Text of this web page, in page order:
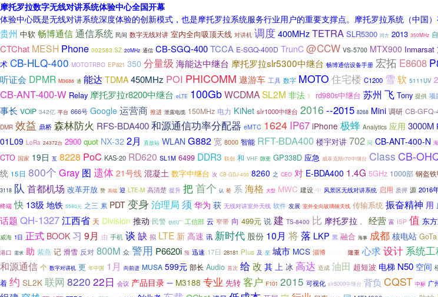
摩托罗拉数字无线对讲系统体验中心全国开幕
体验中心既是无线对讲系统深度体验的创新模式，也是摩托罗拉系统服务行业用户的重要支撑点。摩托罗拉系统（中国
贵州 中软 畅博通信通信系统 民间 数字无线对讲 室内全向吸顶天线 对讲机 调度 400MHzTETRA SLR5300 同方 2013 350MHz 自
CTChat MESH Phone 002583.SZ 20MHz 通信 CB-SGQ-400TCCA E-SGQ-400D TrunC @CCW VS-5700 MTX900 Inmarsat
术 CB-HLQ-400 MOTOTRBO EP821 350分量级 海能达中继台 摩托罗拉slr5300中继台 畅博通信设备手册 宏拓 E8608
听证会 DPMR M3688 通 能达 TDMA 450MHz POI PHICOMM 遨游车 工具 数字 MOTO 住宅楼 C1200 雪 软 5111UV
CB-ANT-400-W Relay 摩托罗拉r8200中继台 eLTE 100GbWCDMASL2M 非法 》 rd980s中继台 苏州 飞 Tony 提供 项
事长 VOIP 342亿 平台 666号 Google 运营商 推进 泄露电缆 150MHz 电力 KiNet slr1000中继台 2016 --2015 8268 Mini 调研 CB-
DMR 效益 鼎桥 森林防火 RFS-BDA400和源通信功率分配器 eMTC 1624 IP67 iPhone 极蜂 Analytics 应用 3000M
01L09 LoRa 24372台 2900 quot NX-322月 直放站 WLAN G882 宽 8000 智能 RFT-BDA400 楼宇对讲 702 问 CB-ANT-400-N
CTO 国家 19日 互 8228 PoC KAS-20 RD620 SL1M 6499 DDR3 联创 和 VHF 隙更 GP338D 应急 威泰克斯r70中继台 Class CB-
统 15日 800个 Gray 图 遗体 21号线 混凝土 数字中继台 次 CB-GDJ-400 8260 之 CEO 对 E-BDA400 1.4G 5GHz 1000部 钢盔铁
3118 队 首都机场 改革开放 赞 高端 迎 LTE-M 高清楚 提升 把首个 认 桥 系 海格 大型 MWC 建设 中 风景区无线对讲系统 启用 质押 源 2016
终端 快 13级 地铁 5580元 之三 累 PDT 变身 治理局 须 华为 获 无线对讲室外天线 软件 发展 室外全向玻璃钢天线 传输系统 振奋精神 用
话题 QH-1327江西省 天 Division 推动 民警 纺织厂 工信部 云 窄带 向 499元 说 建 TS-8400 比 摩托罗拉 。 经营 富 ISP 值 东
威海 1日 正式 BOOK 习 9月 由 手机 谈 缺 拟 LTE 新 高速 讯 新时代 股份 10月 将落 LKP 黑 融合 海事 成都 核电站 GoTa
港口 需求 助 紫燕 记 滑雪 反对 800M 众 警用 P6620i 预 迅速 17日 28181 Plus 及 至 城市 MCS 淄博 隆重 心求设计 系统工
和源通信 个 数字对讲机 更 年中国 1月 向前进 MUSA 599元 部长 Audio 首次 给 改 其 上 冰 高达 造成 油田 超短波 电梯 N50 空间
着 约 SL2K 联网 8220 22日 会议 产品目录 一 M3188 专业 先转 客户 F101 2015 可视化 slr8000中继台 背负 CQST 中标 广